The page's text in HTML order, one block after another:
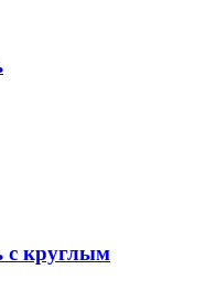
с круглым